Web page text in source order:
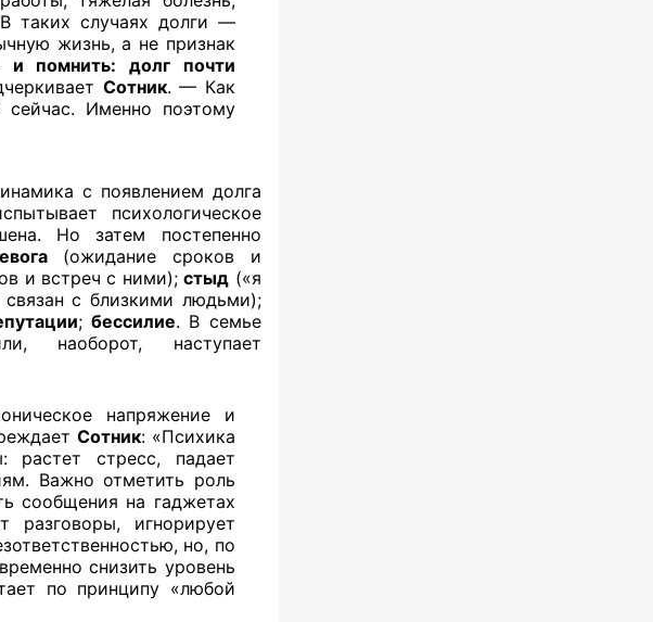
таких случаях долги —
жизнь, а не признак
и помнить: долг почти
Сотник. — Как
сейчас. Именно поэтому
с появлением долга
психологическое
Но затем постепенно
(ожидание сроков и
и встреч с ними);стыд («я
с близкими людьми);
;бессилие. В семье
наоборот, наступает
напряжение и
Сотник: «Психика
растет стресс, падает
Важно отметить роль
сообщения на гаджетах
разговоры, игнорирует
но, по
снизить уровень
по принципу «любой